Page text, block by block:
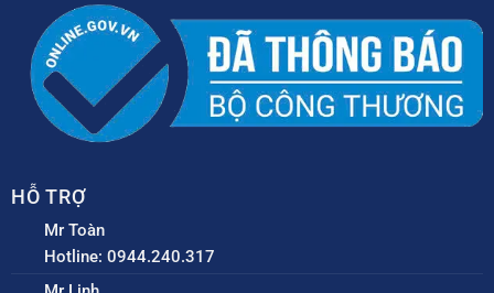
HỖ TRỢ
Mr Toàn
Hotline: 0944.240.317